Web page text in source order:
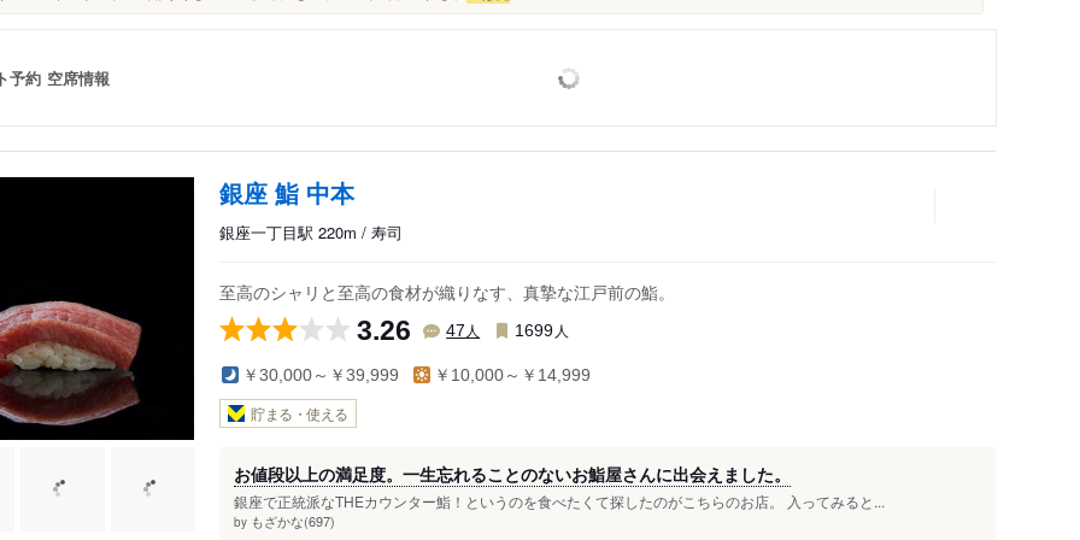
予約 空席情報
銀座 鮨 中本
銀座一丁目駅 220m / 寿司
至高のシャリと至高の食材が織りなす、真摯な江戸前の鮨。
3.26 47 人 1699 人
￥30,000～￥39,999 ￥10,000～￥14,999
貯まる・使える
お値段以上の満足度。一生忘れることのないお鮨屋さんに出会えました。
銀座で正統派なTHEカウンター鮨！というのを食べたくて探したのがこちらのお店。 入ってみると...
by もざかな(697)